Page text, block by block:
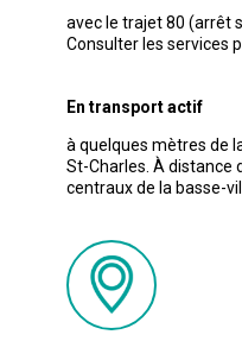
avec le trajet 80 (arrêt
Consulter les services
En transport actif
à quelques mètres de
St-Charles. À distance
centraux de la basse-